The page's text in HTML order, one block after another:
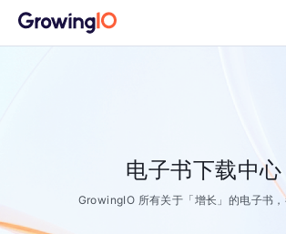
电子书下载中心
GrowingIO 所有关于「增长」的电子书